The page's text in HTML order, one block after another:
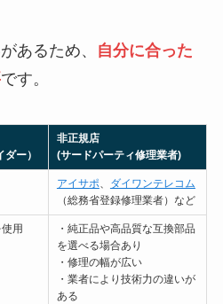
あるため、
自分に合った
です。
ー）
非正規店
(サードパーティ修理業者)
アイサポ、 ダイワンテレコム
（総務省登録修理業者）など
用
・純正品や高品質な互換部品
を選べる場合あり
・修理の幅が広い
・業者により技術力の違いが
ある